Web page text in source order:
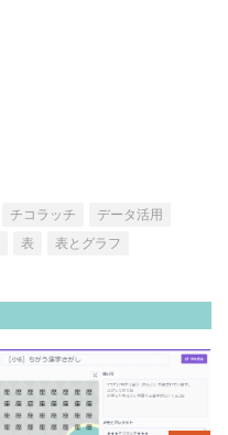
チコラッチ
データ活用
表 表とグラフ